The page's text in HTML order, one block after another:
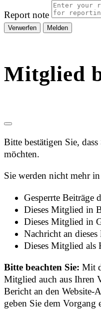
Report note
Melden
Mitglied
Bitte bestätigen Sie,
möchten.
Sie werden nicht mehr
Gesperrte Beiträge
Dieses Mitglied in
Dieses Mitglied in
Nachricht an
Dieses Mitglied als
Bitte beachten Sie:Mit
Mitglied auch aus Ihren
Bericht an den Website-
geben Sie dem